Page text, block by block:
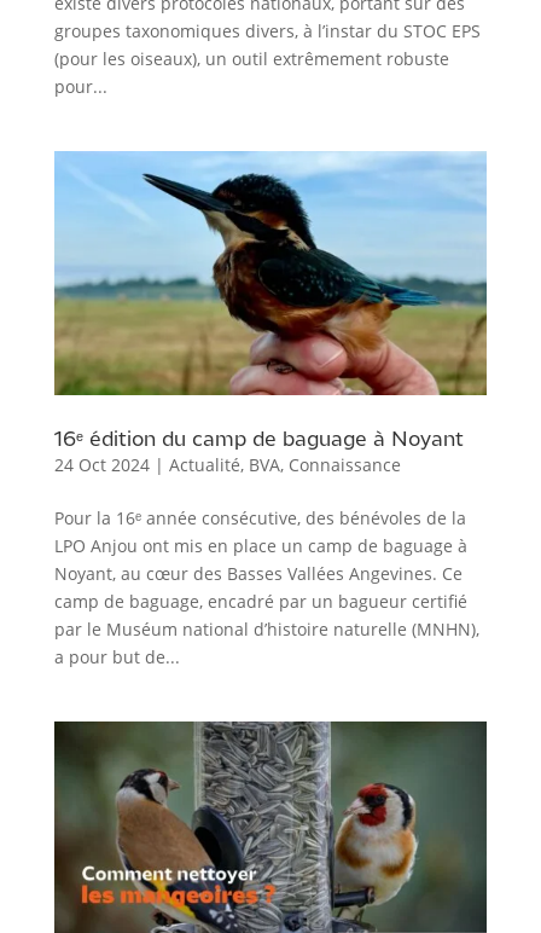
groupes taxonomiques divers, à l’instar du STOC EPS
(pour les oiseaux), un outil extrêmement robuste
pour...
16ᵉ édition du camp de baguage à Noyant
24 Oct 2024| Actualité, BVA, Connaissance
Pour la 16ᵉ année consécutive, des bénévoles de la
LPO Anjou ont mis en place un camp de baguage à
Noyant, au cœur des Basses Vallées Angevines. Ce
camp de baguage, encadré par un bagueur certifié
par le Muséum national d’histoire naturelle (MNHN),
a pour but de...